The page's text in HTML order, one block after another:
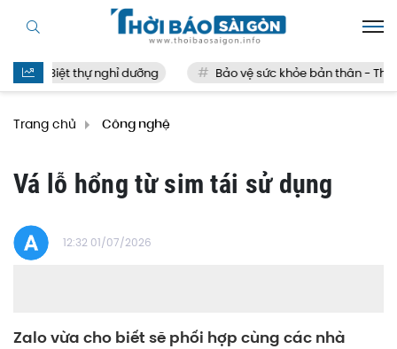
Biệt thự nghỉ dưỡng Bảo vệ sức khỏe bản thân - Thế
Trang chủ Công nghệ
Vá lỗ hổng từ sim tái sử dụng
12:32 01/07/2026
Zalo vừa cho biết sẽ phối hợp cùng các nhà